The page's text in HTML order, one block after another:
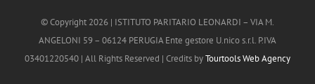
© Copyright 2026 | ISTITUTO PARITARIO LEONARDI – VIA M.
ANGELONI 59 – 06124 PERUGIA Ente gestore U.nico s.r.l. P.IVA
03401220540 | All Rights Reserved | Credits byTourtools Web Agency